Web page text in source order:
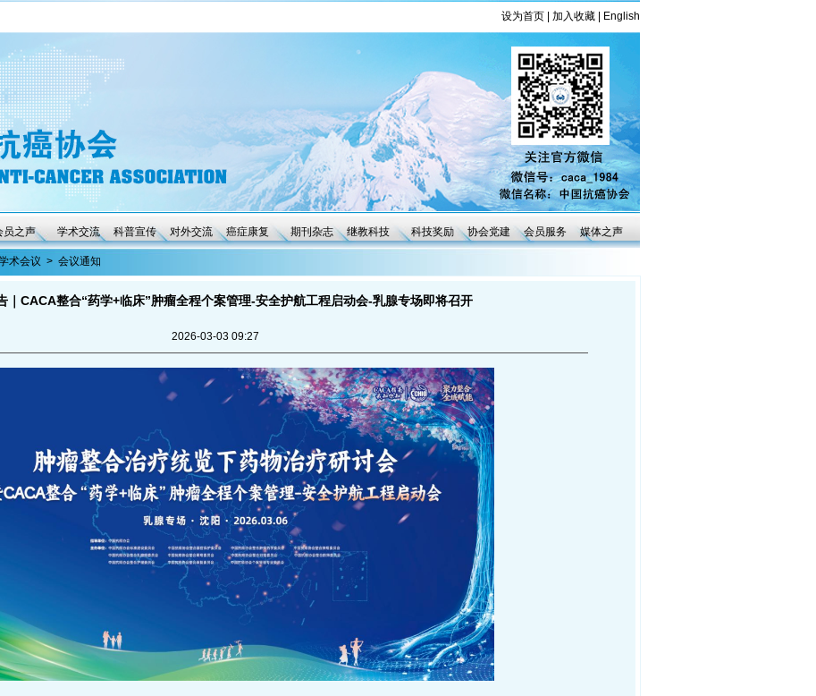
设为首页 加入收藏 English
员之声 学术交流 科普宣传 对外交流 癌症康复 期刊杂志 继教科技 科技奖励 协会党建 会员服务 媒体之声
术会议 > 会议通知
｜CACA整合“药学+临床”肿瘤全程个案管理-安全护航工程启动会-乳腺专场即将召开
2026-03-03 09:27